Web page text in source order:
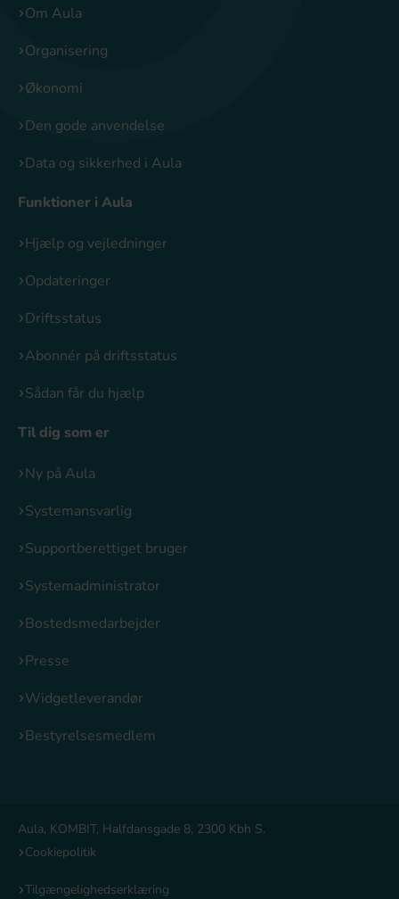
Om Aula
Organisering
Økonomi
Den gode anvendelse
Data og sikkerhed i Aula
Funktioner i Aula
Hjælp og vejledninger
Opdateringer
Driftsstatus
Abonnér på driftsstatus
Sådan får du hjælp
Til dig som er
Ny på Aula
Systemansvarlig
Supportberettiget bruger
Systemadministrator
Bostedsmedarbejder
Presse
Widgetleverandør
Bestyrelsesmedlem
Aula, KOMBIT, Halfdansgade 8, 2300 Kbh S.
Cookiepolitik
Tilgængelighedserklæring